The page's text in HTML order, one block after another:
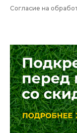
Согласие на